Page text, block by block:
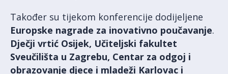
Također su tijekom konferencije dodijeljene
Europske nagrade za inovativno poučavanje.
Dječji vrtić Osijek, Učiteljski fakultet
Sveučilišta u Zagrebu, Centar za odgoj i
obrazovanje djece i mladeži Karlovac i